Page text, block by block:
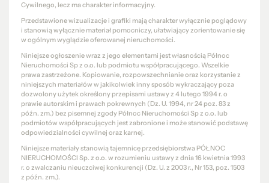
Cywilnego, lecz ma charakter informacyjny.
Przedstawione wizualizacje i grafiki mają charakter wyłącznie poglądowy
i stanowią wyłącznie materiał pomocniczy, ułatwiający zorientowanie się
w ogólnym wyglądzie oferowanej nieruchomości.
Niniejsze ogłoszenie wraz z jego elementami jest własnością Północ
Nieruchomości Sp z o.o. lub podmiotu współpracującego. Wszelkie
prawa zastrzeżone. Kopiowanie, rozpowszechnianie oraz korzystanie z
niniejszych materiałów w jakikolwiek inny sposób wykraczający poza
dozwolony użytek określony przepisami ustawy z 4 lutego 1994 r. o
prawie autorskim i prawach pokrewnych (Dz. U. 1994, nr 24 poz. 83 z
późn. zm.) bez pisemnej zgody Północ Nieruchomości Sp z o.o. lub
podmiotów współpracujących jest zabronione i może stanowić podstawę
odpowiedzialności cywilnej oraz karnej.
Niniejsze materiały stanowią tajemnicę przedsiębiorstwa PÓŁNOC
NIERUCHOMOŚCI Sp. z o.o. w rozumieniu ustawy z dnia 16 kwietnia 1993
r. o zwalczaniu nieuczciwej konkurencji (Dz. U. z 2003 r., Nr 153, poz. 1503
z późn. zm.).